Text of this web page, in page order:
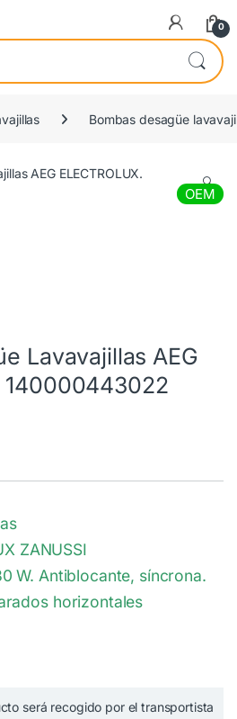
0
Bombas desagüe
🔍
OEM
Lavavajillas AEG
140000443022
ZANUSSI
W. Antiblocante, síncrona.
horizontales
será recogido por el transportista